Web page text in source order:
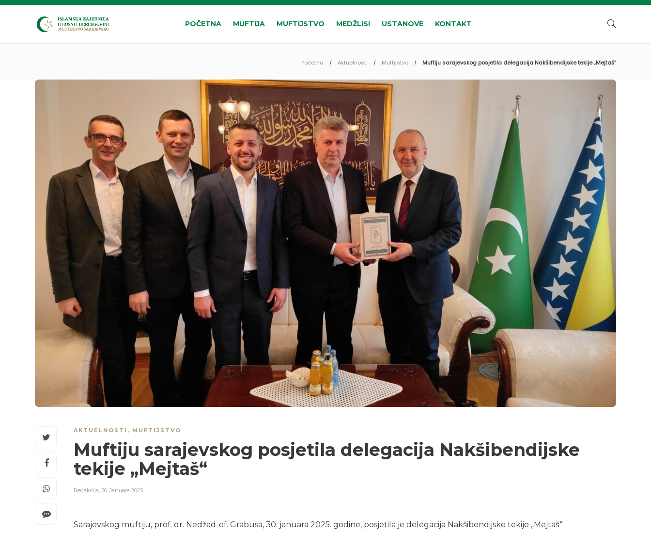
POČETNA MUFTIJA MUFTIJSTVO MEDŽLISI USTANOVE KONTAKT
Početna Aktuelnosti Muftijstvo Muftiju sarajevskog posjetila delegacija Nakšibendijske tekije „Mejtaš“
AKTUELNOSTI , MUFTIJSTVO
Muftiju sarajevskog posjetila delegacija Nakšibendijske
tekije „Mejtaš“
Redakcija, 30. Januara 2025.
Sarajevskog muftiju, prof. dr. Nedžad-ef. Grabusa, 30. januara 2025. godine, posjetila je delegacija Nakšibendijske tekije „Mejtaš“.